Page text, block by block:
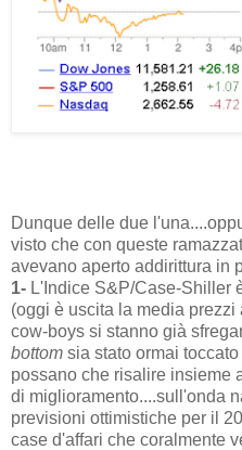
Dunque delle due
visto che con queste
avevano aperto addirittura in
1- L'Indice S&P/Case-Shiller
(oggi è uscita la media
cow-boys si stanno già
bottom sia stato ormai
possano che risalire insieme
di miglioramento....sull'onda
previsioni ottimistiche per il
case d'affari che coralmente